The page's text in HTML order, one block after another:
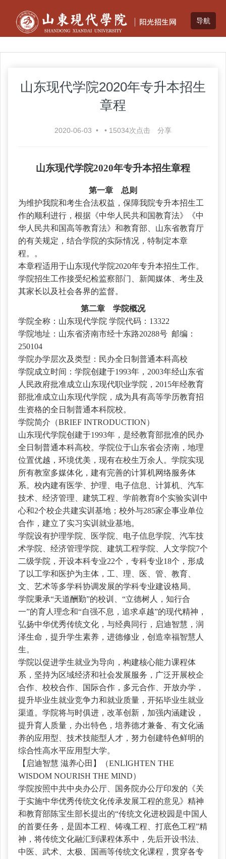
山东现代学院2020年专升本招生
章程
2020-06-03 • • 15034次点击 分享
山东现代学院2020年专升本招生章程
第一章 总则
为维护我院和考生合法权益，保障我院专升本招生工
作的顺利进行，根据《中华人民共和国教育法》《中
华人民共和国高等教育法》和教育部、山东省教育厅
的有关规定，结合学院的实际情况，特制定本章
程。
。
本章程适用于山东现代学院2020年专升本招生工作。
学院招生工作接受纪检监察部门、新闻媒体、考生及
其家长以及社会各界的监督。
第二章 学院概况
学院全称：山东现代学院 学院代码：13322
学院地址：山东省济南市经十东路20288号 邮编：
250104
学院办学层次及类型：民办全日制普通本科高校
学院成立时间：学院创建于1993年，2003年经山东省
人民政府批准成立山东现代职业学院，2015年经教育
部批准成立山东现代学院，成为具有高等学历教育招
生资格的全日制普通本科院校。
学院简介（BRIEF INTRODUCTION）
山东现代学院创建于1993年，是经教育部批准的民办
全日制普通本科高校。学院位于山东省会济南，地理
位置优越，环境优美，现有在校生万余人。学院实现
所有教室多媒体化，建有完善的计算机网络服务体
系。校内建有医学、护理、电子信息、计算机、汽车
技术、经济管理、建筑工程、学前教育8个实验实训中
心和2个校企共建实训基地；校外与285家企事业单位
合作，建立了实习实训就业基地。
学院设有护理学院、医学院、电子信息学院、汽车技
术学院、经济管理学院、建筑工程学院、人文学院7个
二级学院，开设本科专业22个，专科专业18个，形成
了以工学和医护为主体，工、理、医、管、教育、
文、艺术等多学科协调发展的学科专业建设格局。
学院秉承“天道酬勤”的校训、“立德树人，知行合
一”的育人理念和“自强不息，追求卓越”的现代精神，
弘扬中华优秀传统文化，与经典同行，启迪智慧，润
泽生命，提升学生素养，进德修业，创造幸福智慧人
生。
学院以促进学生就业为导向，构建核心能力课程体
系，坚持为区域经济和社会发展服务，广泛开展校企
合作、校校合作、国际合作，多元合作、开放办学，
提升毕业生就业竞争力和就业质量，开拓毕业生就业
渠道。学院将与时俱进，改革创新，加强内涵建设，
提升育人质量，办出特色，培养德才兼备、有文化涵
养的应用型、技术技能型人才，努力创建特色鲜明的
综合性高水平应用型大学。
【启迪智慧 滋养心田】（ENLIGHTEN THE
WISDOM NOURISH THE MIND）
学院按照中共中央办公厅、国务院办公厅印发的《关
于实施中华优秀传统文化传承发展工程的意见》精神
和教育部陈宝生部长提出的“传统文化进校园是中国人
的首要任务，是固本工程、铸魂工程、打底色工程”精
神，将传统文化融汇到课程体系中，先后开设书法、
中医、武术、太极、国画等传统文化课程，贯穿各专